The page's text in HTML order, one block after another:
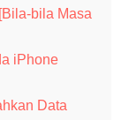
bila Masa
iPhone
Data